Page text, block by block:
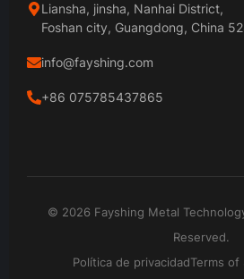
Liansha, jinsha, Nanhai District,
Foshan city, Guangdong, China
info@fayshing.com
+86 075785437865
© 2026 Fayshing Metal
Reserved.
Política de privacidadTerms of